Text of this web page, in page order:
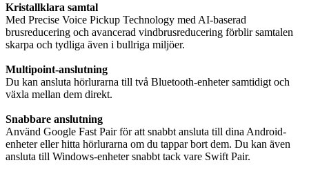
Kristallklara samtal
Med Precise Voice Pickup Technology med AI-baserad
brusreducering och avancerad vindbrusreducering förblir samtalen
skarpa och tydliga även i bullriga miljöer.
Multipoint-anslutning
Du kan ansluta hörlurarna till två Bluetooth-enheter samtidigt och
växla mellan dem direkt.
Snabbare anslutning
Använd Google Fast Pair för att snabbt ansluta till dina Android-
enheter eller hitta hörlurarna om du tappar bort dem. Du kan även
ansluta till Windows-enheter snabbt tack vare Swift Pair.